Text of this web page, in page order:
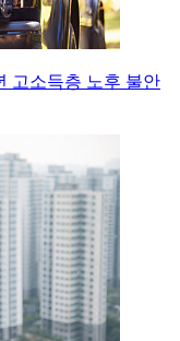
고소득층 노후 불안